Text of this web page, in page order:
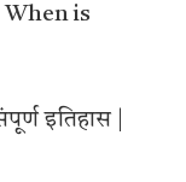
When is
इतिहास |